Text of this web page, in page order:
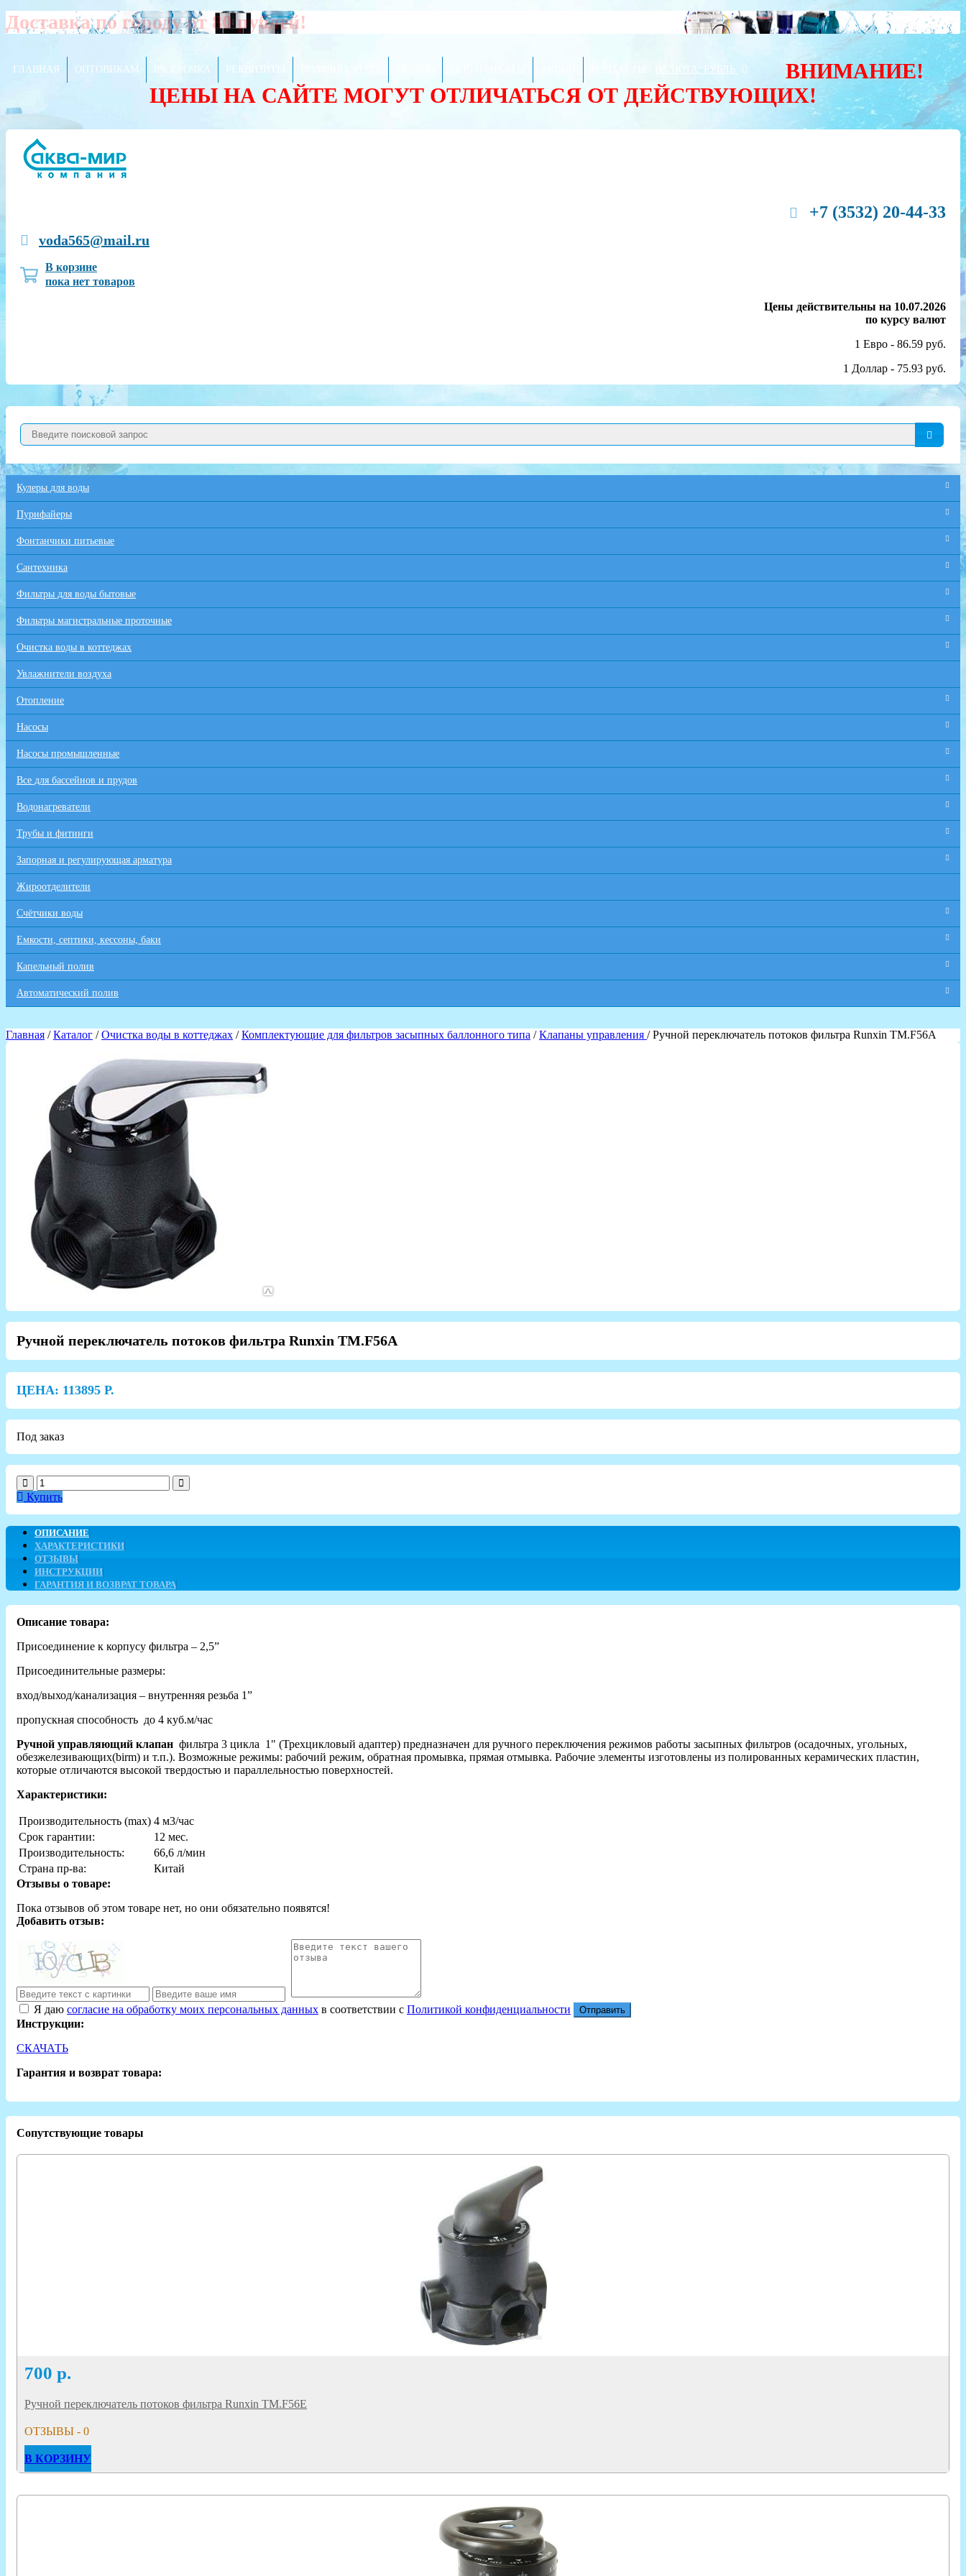
Доставка по городу от 80 рублей!
ГЛАВНАЯ ОПТОВИКАМ РАССРОЧКА РЕКВИЗИТЫ ВАЛЮТА: РУБЛЬ
ВНИМАНИЕ!
ЦЕНЫ НА САЙТЕ МОГУТ ОТЛИЧАТЬСЯ ОТ ДЕЙСТВУЮЩИХ!
+7 (3532) 20-44-33
voda565@mail.ru
В корзине
пока нет товаров
Цены действительны на 10.07.2026
по курсу валют
1 Евро - 86.59 руб.
1 Доллар - 75.93 руб.
Кулеры для воды
Пурифайеры
Фонтанчики питьевые
Сантехника
Фильтры для воды бытовые
Фильтры магистральные проточные
Очистка воды в коттеджах
Увлажнители воздуха
Отопление
Насосы
Насосы промышленные
Все для бaссейнов и прудов
Водонагреватели
Трубы и фитинги
Запорная и регулирующая арматура
Жироотделители
Счётчики воды
Емкости, септики, кессоны, баки
Капельный полив
Автоматический полив
Главная /Каталог /Очистка воды в коттеджах /Комплектующие для фильтров засыпных баллонного типа /Клапаны управления / Ручной переключатель потоков фильтра Runxin TM.F56A
Ручной переключатель потоков фильтра Runxin TM.F56A
ЦЕНА: 113895 Р.
Под заказ
Купить
ОПИСАНИЕ
ХАРАКТЕРИСТИКИ
ОТЗЫВЫ
ИНСТРУКЦИИ
ГАРАНТИЯ И ВОЗВРАТ ТОВАРА
Описание товара:
Присоединение к корпусу фильтра – 2,5”
Присоединительные размеры:
вход/выход/канализация – внутренняя резьба 1”
пропускная способность до 4 куб.м/час
Ручной управляющий клапан фильтра 3 цикла 1" (Трехцикловый адаптер) предназначен для ручного переключения режимов работы засыпных фильтров (осадочных, угольных,
обезжелезивающих(birm) и т.п.). Возможные режимы: рабочий режим, обратная промывка, прямая отмывка. Рабочие элементы изготовлены из полированных керамических пластин,
которые отличаются высокой твердостью и параллельностью поверхностей.
Характеристики:
Производительность (max) 4 м3/час
Срок гарантии:
12 мес.
Производительность:
66,6 л/мин
Страна пр-ва:
Китай
Отзывы о товаре:
Пока отзывов об этом товаре нет, но они обязательно появятся!
Добавить отзыв:
Я даю согласие на обработку моих персональных данных в соответствии с Политикой конфиденциальности Отправить
Инструкции:
СКАЧАТЬ
Гарантия и возврат товара:
Сопутствующие товары
700 р.
Ручной переключатель потоков фильтра Runxin TM.F56Е
ОТЗЫВЫ - 0
В КОРЗИНУ